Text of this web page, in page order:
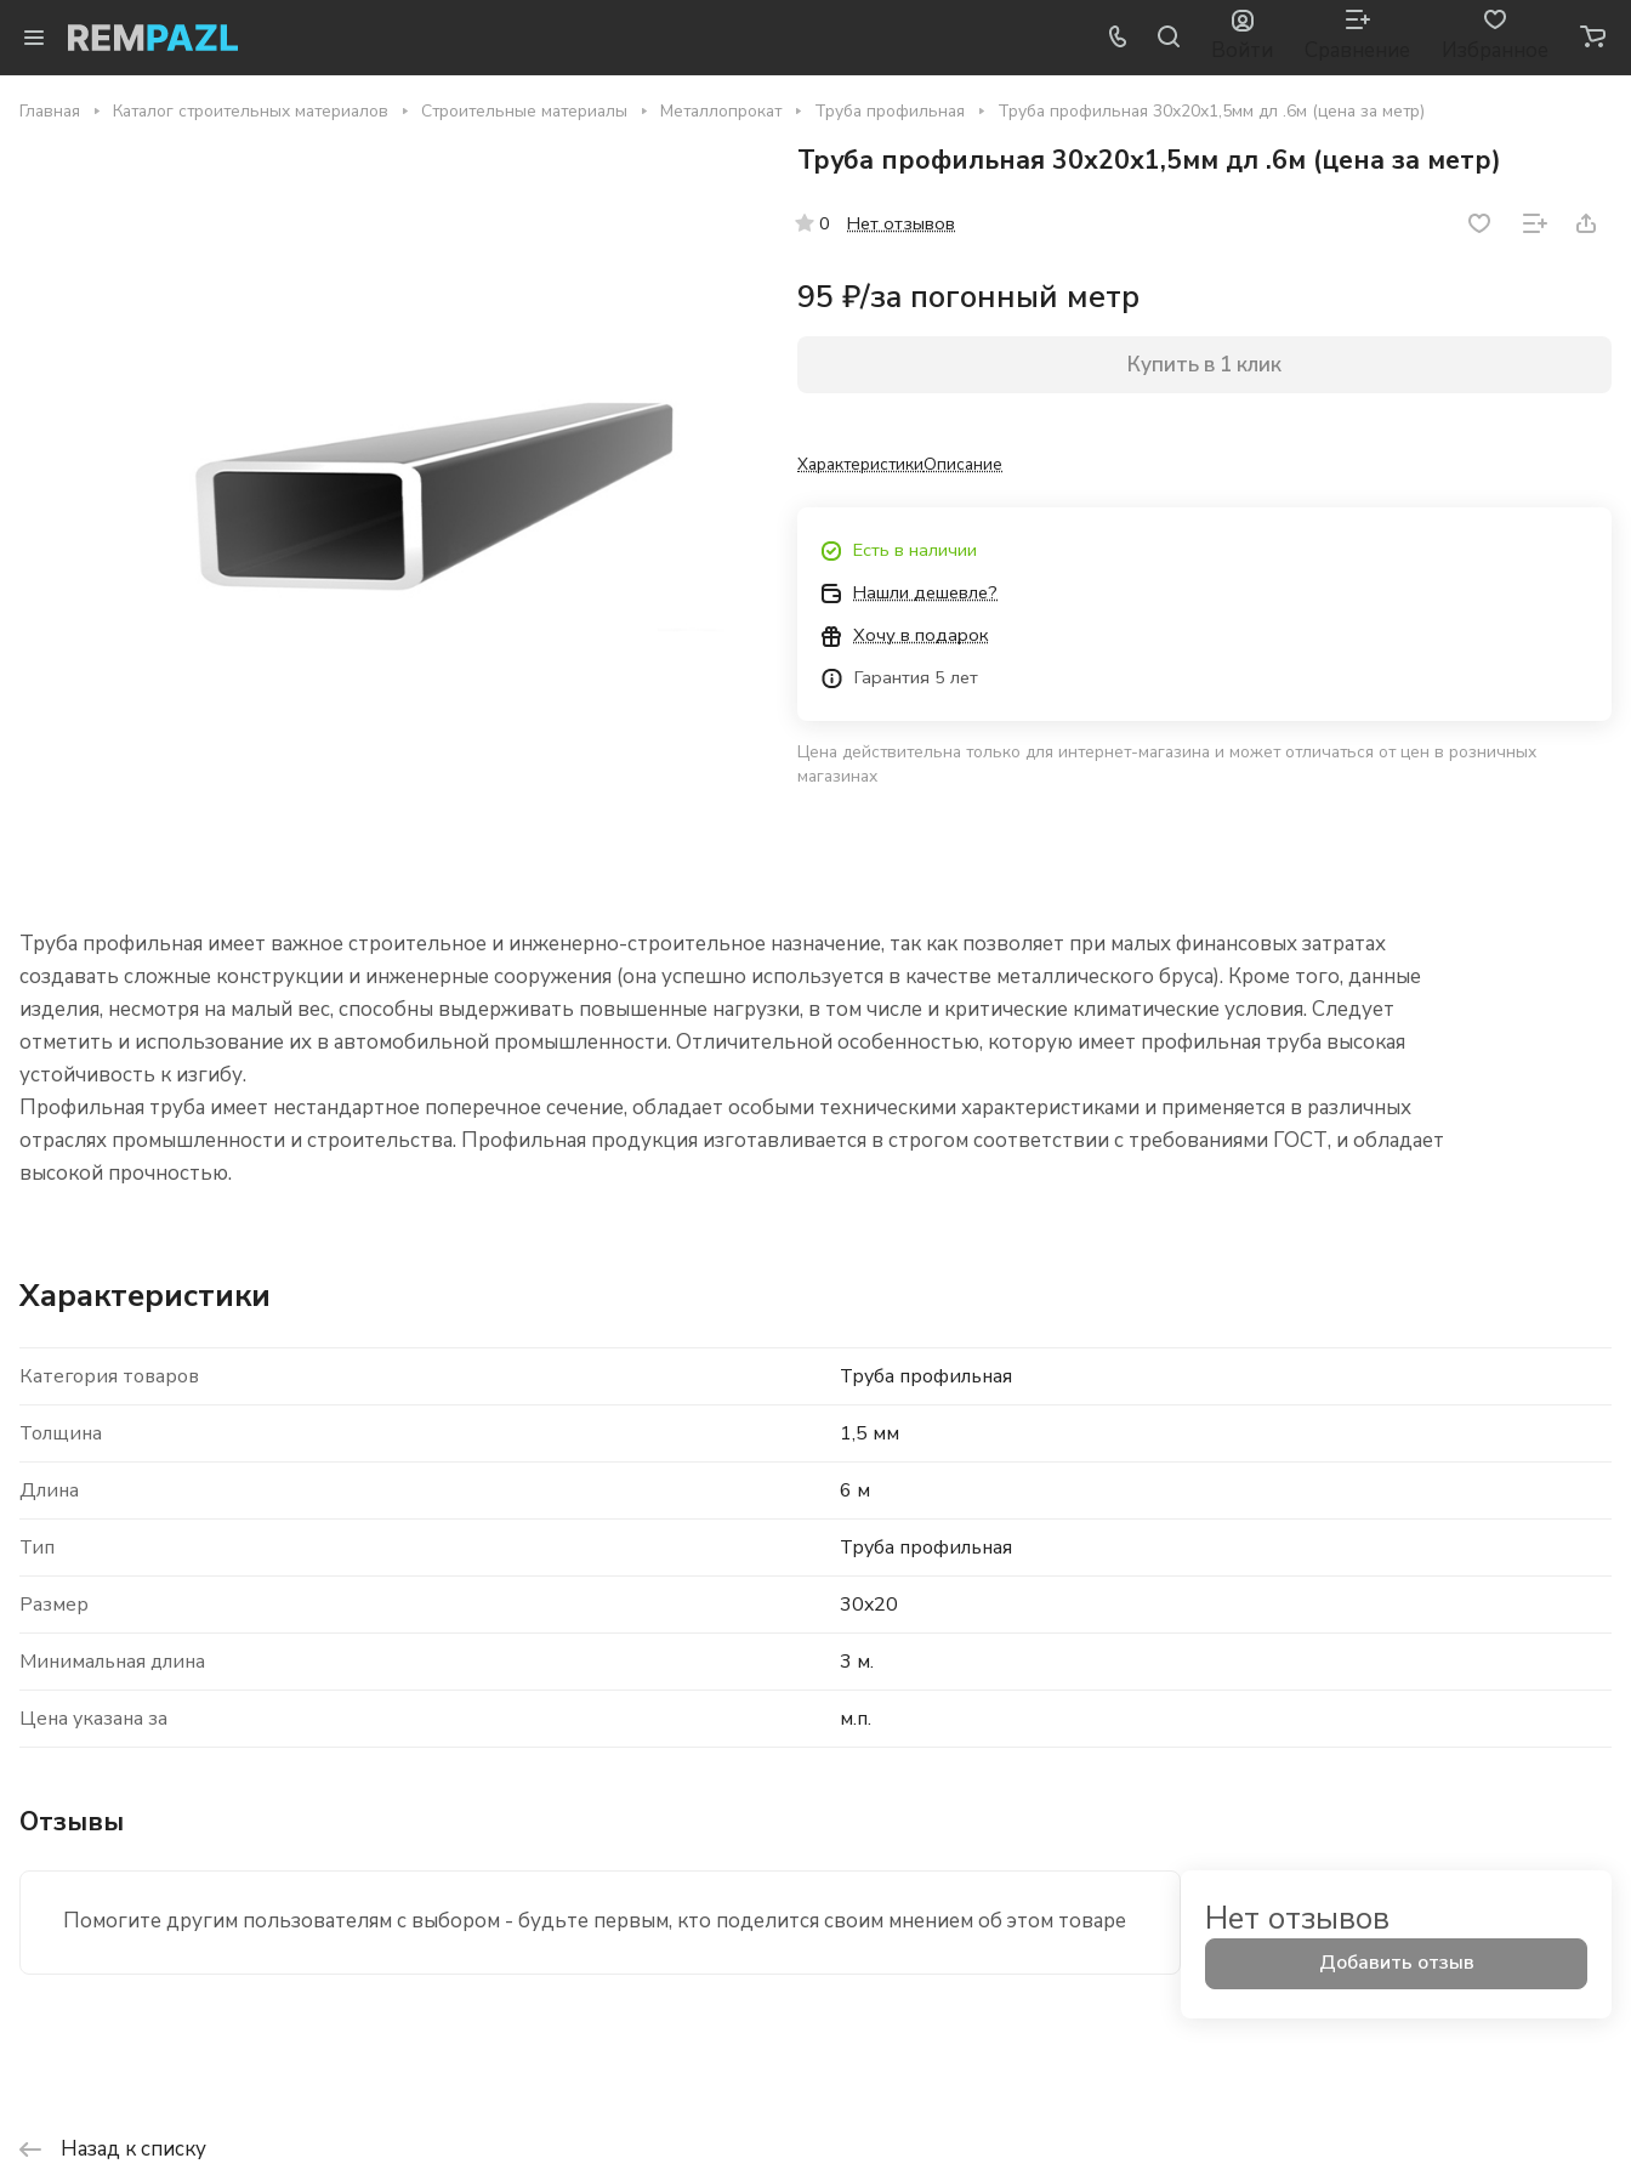
Главная Каталог строительных материалов Строительные материалы Металлопрокат Труба профильная Труба профильная 30х20х1,5мм дл .6м (цена за метр)
Труба профильная 30х20х1,5мм дл .6м (цена за метр)
0 Нет отзывов
95 ₽/за погонный метр
Купить в 1 клик
ХарактеристикиОписание
Есть в наличии
Нашли дешевле?
Хочу в подарок
Гарантия 5 лет
Цена действительна только для интернет-магазина и может отличаться от цен в розничных
магазинах
Труба профильная имеет важное строительное и инженерно-строительное назначение, так как позволяет при малых финансовых затратах
создавать сложные конструкции и инженерные сооружения (она успешно используется в качестве металлического бруса). Кроме того, данные
изделия, несмотря на малый вес, способны выдерживать повышенные нагрузки, в том числе и критические климатические условия. Следует
отметить и использование их в автомобильной промышленности. Отличительной особенностью, которую имеет профильная труба высокая
устойчивость к изгибу.
Профильная труба имеет нестандартное поперечное сечение, обладает особыми техническими характеристиками и применяется в различных
отраслях промышленности и строительства. Профильная продукция изготавливается в строгом соответствии с требованиями ГОСТ, и обладает
высокой прочностью.
Характеристики
Категория товаров Труба профильная
Толщина 1,5 мм
Длина 6 м
Тип Труба профильная
Размер 30x20
Минимальная длина 3 м.
Цена указана за м.п.
Отзывы
Помогите другим пользователям с выбором - будьте первым, кто поделится своим мнением об этом товаре Нет отзывов
Добавить отзыв
Назад к списку